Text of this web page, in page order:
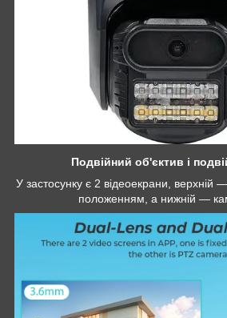
Подвійний об'єктив і
У застосунку є 2 відеоекрани, верхній
положенням, а нижній —